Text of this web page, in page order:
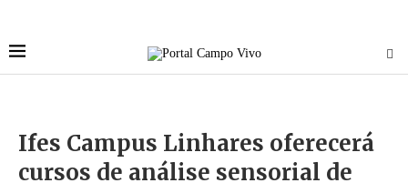
Ifes Campus Linhares oferecerá
cursos de análise sensorial de